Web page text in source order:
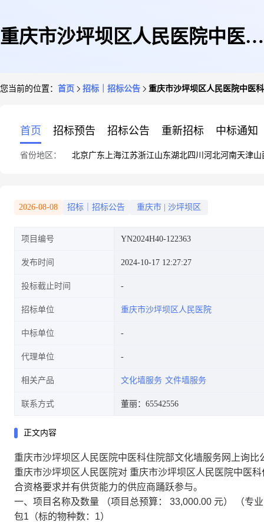
重庆市沙坪坝区人民医院中医科
您当前的位置： 首页 招标｜招标公告 重庆市沙坪坝区人民医院中医
首页 招标预告 招标公告 重新招标 中标通知
省份地区： 北京广东 上海江苏浙江山东湖北四川 河北河南天津山
2026-08-08 招标｜招标公告 重庆市 沙坪坝区
项目编号 YN2024H40-122363
发布时间 2024-10-17 12:27:27
投标截止时间
招标单位 重庆市沙坪坝区人民医院
中标单位
代理单位
相关产品 文化墙服务 文件墙服务
联系方式 董丽：65542556
正文内容
重庆市沙坪坝区人民医院中医科住院部文化墙服务网上询比
重庆市沙坪坝区人民医院对 重庆市沙坪坝区人民医院中医
合资格要求并有供货能力的供应商踊跃参与。
一、项目名称及数量
（项目总预算： 33,000.00 元）
（专
包1（标的物种数：1）